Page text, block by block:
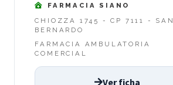
FARMACIA SIANO
CHIOZZA 1745 - CP 7111 - SAN
BERNARDO
FARMACIA AMBULATORIA
COMERCIAL
Ver ficha